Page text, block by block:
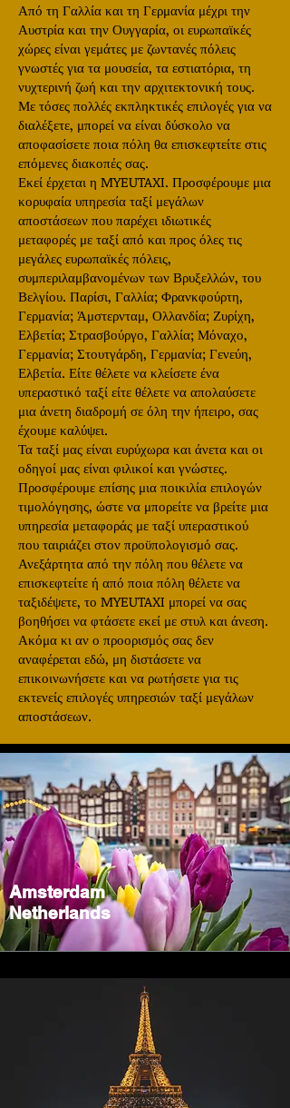
Από τη Γαλλία και τη Γερμανία μέχρι την
Αυστρία και την Ουγγαρία, οι ευρωπαϊκές
χώρες είναι γεμάτες με ζωντανές πόλεις
γνωστές για τα μουσεία, τα εστιατόρια, τη
νυχτερινή ζωή και την αρχιτεκτονική τους.
Με τόσες πολλές εκπληκτικές επιλογές για να
διαλέξετε, μπορεί να είναι δύσκολο να
αποφασίσετε ποια πόλη θα επισκεφτείτε στις
επόμενες διακοπές σας.
Εκεί έρχεται η MYEUTAXI. Προσφέρουμε μια
κορυφαία υπηρεσία ταξί μεγάλων
αποστάσεων που παρέχει ιδιωτικές
μεταφορές με ταξί από και προς όλες τις
μεγάλες ευρωπαϊκές πόλεις,
συμπεριλαμβανομένων των Βρυξελλών, του
Βελγίου. Παρίσι, Γαλλία; Φρανκφούρτη,
Γερμανία; Άμστερνταμ, Ολλανδία; Ζυρίχη,
Ελβετία; Στρασβούργο, Γαλλία; Μόναχο,
Γερμανία; Στουτγάρδη, Γερμανία; Γενεύη,
Ελβετία. Είτε θέλετε να κλείσετε ένα
υπεραστικό ταξί είτε θέλετε να απολαύσετε
μια άνετη διαδρομή σε όλη την ήπειρο, σας
έχουμε καλύψει.
Τα ταξί μας είναι ευρύχωρα και άνετα και οι
οδηγοί μας είναι φιλικοί και γνώστες.
Προσφέρουμε επίσης μια ποικιλία επιλογών
τιμολόγησης, ώστε να μπορείτε να βρείτε μια
υπηρεσία μεταφοράς με ταξί υπεραστικού
που ταιριάζει στον προϋπολογισμό σας.
Ανεξάρτητα από την πόλη που θέλετε να
επισκεφτείτε ή από ποια πόλη θέλετε να
ταξιδέψετε, το MYEUTAXI μπορεί να σας
βοηθήσει να φτάσετε εκεί με στυλ και άνεση.
Ακόμα κι αν ο προορισμός σας δεν
αναφέρεται εδώ, μη διστάσετε να
επικοινωνήσετε και να ρωτήσετε για τις
εκτενείς επιλογές υπηρεσιών ταξί μεγάλων
αποστάσεων.
Amsterdam
Netherlands